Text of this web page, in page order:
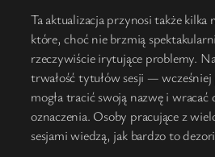
Ta aktualizacja przynosi także kilka
które, choć nie brzmią
rzeczywiście irytujące problemy.
trwałość tytułów sesji — wcześniej
mogła tracić swoją nazwę i wracać
oznaczenia. Osoby pracujące z
sesjami wiedzą, jak bardzo to